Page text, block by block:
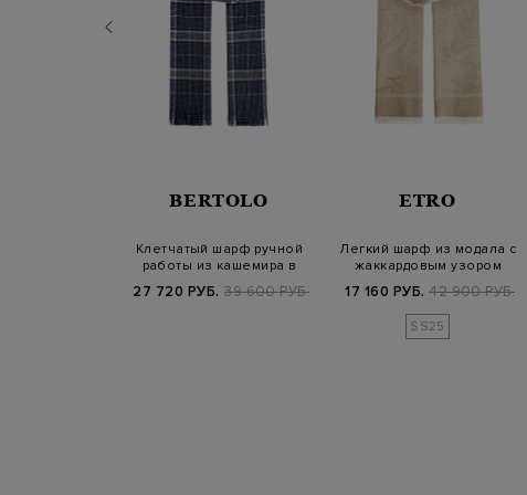
BERTOLO
Клетчатый шарф ручной
работы из кашемира в
27 720 РУБ. 39 600 РУБ.
ETRO
Легкий шарф из модала с
жаккардовым узором
17 160 РУБ. 42 900 РУБ.
SS25